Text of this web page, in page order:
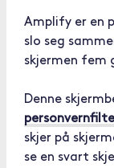
Amplify er en
slo seg
skjermen fem
Denne
skjer på
se en svart